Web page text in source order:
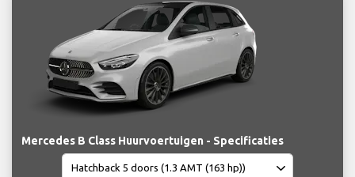
Mercedes B Class Huurvoertuigen - Specificaties